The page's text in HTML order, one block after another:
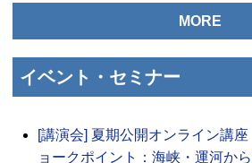
MORE
イベント・セミナー
[講演会] 夏期公開オンライン講
ョークポイント：海峡・運河か